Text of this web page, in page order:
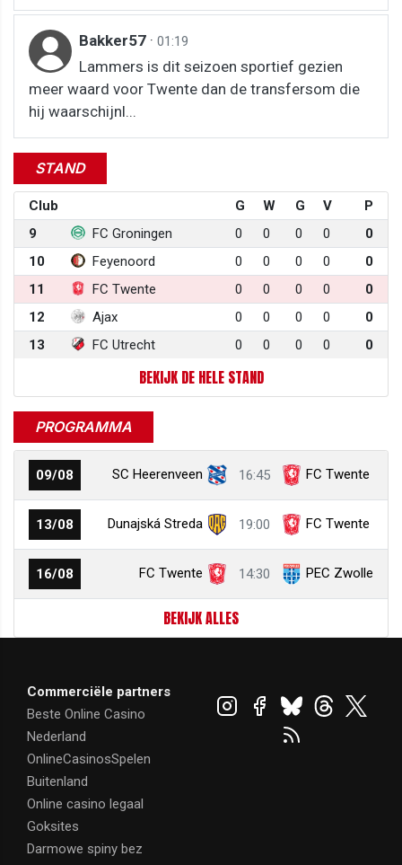
Bakker57 · 01:19
Lammers is dit seizoen sportief gezien
meer waard voor Twente dan de transfersom die
hij waarschijnl...
STAND
Club G W G V
P
9
FC Groningen 0 0 0 0
0
10
Feyenoord 0 0 0 0
0
11
FC Twente 0 0 0 0
0
12
Ajax 0 0 0 0
0
13
FC Utrecht 0 0 0 0 0
BEKIJK DE HELE STAND
PROGRAMMA
09/08 SC Heerenveen 16:45 FC Twente
13/08 Dunajská Streda 19:00 FC Twente
16/08 FC Twente 14:30 PEC Zwolle
BEKIJK ALLES
Commerciële partners
Beste Online Casino
Nederland
OnlineCasinosSpelen
Buitenland
Online casino legaal
Goksites
Darmowe spiny bez